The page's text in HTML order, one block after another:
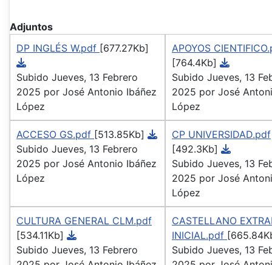
Adjuntos
DP INGLÉS W.pdf [677.27Kb]
Subido Jueves, 13 Febrero
2025 por José Antonio Ibáñez
López
APOYOS
[764.4Kb]
Subido Jueves, 13
2025 por José
López
ACCESO GS.pdf [513.85Kb]
Subido Jueves, 13 Febrero
2025 por José Antonio Ibáñez
López
CP UNIVERSIDAD.pdf
[492.3Kb]
Subido Jueves, 13
2025 por José
López
CULTURA GENERAL CLM.pdf
[534.11Kb]
Subido Jueves, 13 Febrero
CASTELLANO
INICIAL.pdf
Subido Jueves, 13